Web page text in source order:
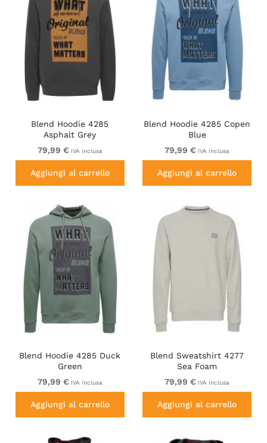
Blend Hoodie 4285
Asphalt Grey
79,99 € IVA inclusa
Aggiungi al carrello
Blend Hoodie 4285 Copen
Blue
79,99 € IVA inclusa
Aggiungi al carrello
Blend Hoodie 4285 Duck
Green
79,99 € IVA inclusa
Aggiungi al carrello
Blend Sweatshirt 4277
Sea Foam
79,99 € IVA inclusa
Aggiungi al carrello